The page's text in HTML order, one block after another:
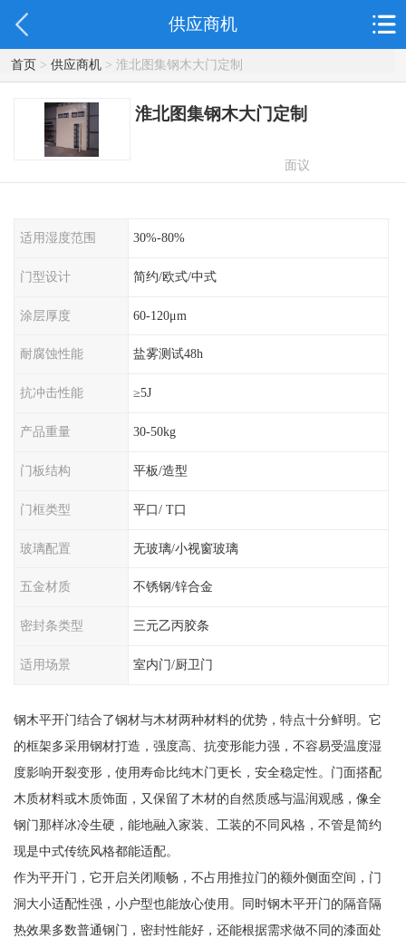
供应商机
首页> 供应商机> 淮北图集钢木大门定制
淮北图集钢木大门定制
面议
适用湿度范围 30%-80%
门型设计 简约/欧式/中式
涂层厚度 60-120μm
耐腐蚀性能 盐雾测试48h
抗冲击性能 ≥5J
产品重量 30-50kg
门板结构 平板/造型
门框类型 平口/ T口
玻璃配置 无玻璃/小视窗玻璃
五金材质 不锈钢/锌合金
密封条类型 三元乙丙胶条
适用场景 室内门/厨卫门
钢木平开门结合了钢材与木材两种材料的优势，特点十分鲜明。它
的框架多采用钢材打造，强度高、抗变形能力强，不容易受温度湿
度影响开裂变形，使用寿命比纯木门更长，安全稳定性。门面搭配
木质材料或木质饰面，又保留了木材的自然质感与温润观感，像全
钢门那样冰冷生硬，能地融入家装、工装的不同风格，不管是简约
现是中式传统风格都能适配。
作为平开门，它开启关闭顺畅，不占用推拉门的额外侧面空间，门
洞大小适配性强，小户型也能放心使用。同时钢木平开门的隔音隔
热效果多数普通钢门，密封性能好，还能根据需求做不同的漆面处